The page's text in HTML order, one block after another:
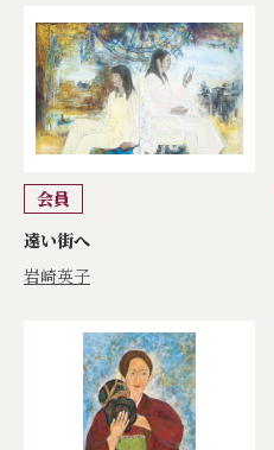
会員
遠い街へ
岩崎英子